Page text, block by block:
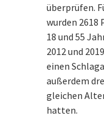
überprüfen.
wurden 2618
18 und 55
2012 und
einen
außerdem
gleichen
hatten.